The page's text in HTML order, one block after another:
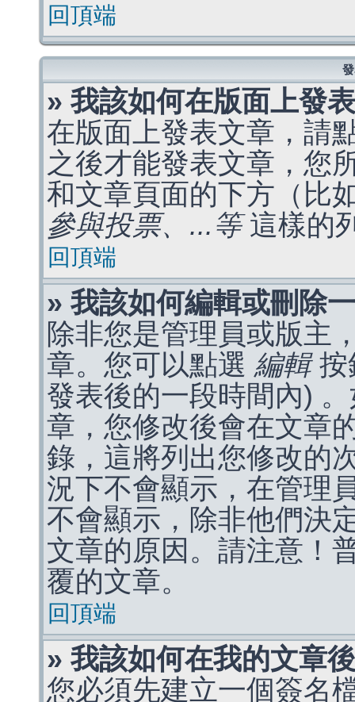
回頂端
» 我該如何在版面上發
在版面上發表文章，請
之後才能發表文章，您
和文章頁面的下方（比
參與投票、...等這樣的
回頂端
» 我該如何編輯或刪除
除非您是管理員或版主
章。您可以點選 編輯按
發表後的一段時間內)
章，您修改後會在文章
錄，這將列出您修改的
況下不會顯示，在管理
不會顯示，除非他們決
文章的原因。請注意！
覆的文章。
回頂端
» 我該如何在我的文章
您必須先建立一個簽名